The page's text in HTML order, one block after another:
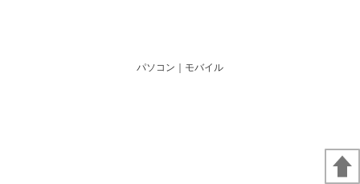
パソコン ｜モバイル